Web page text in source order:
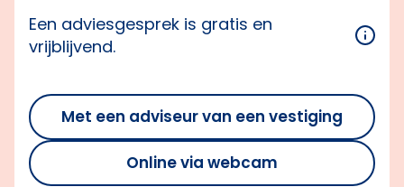
Een adviesgesprek is gratis en
vrijblijvend.
Met een adviseur van een vestiging
Online via webcam